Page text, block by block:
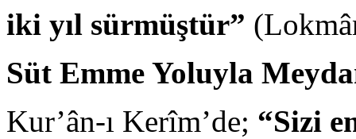
iki yıl sürmüştür”
Süt Emme Yoluyla
Kur’ân-ı Kerîm’de; “Sizi